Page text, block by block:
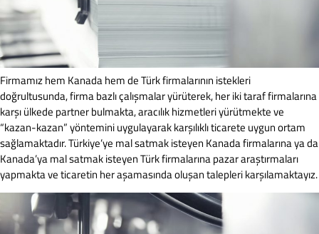
Firmamız hem Kanada hem de Türk firmalarının istekleri
doğrultusunda, firma bazlı çalışmalar yürüterek, her iki taraf firmalarına
karşı ülkede partner bulmakta, aracılık hizmetleri yürütmekte ve
“kazan-kazan” yöntemini uygulayarak karşılıklı ticarete uygun ortam
sağlamaktadır. Türkiye’ye mal satmak isteyen Kanada firmalarına ya da
Kanada’ya mal satmak isteyen Türk firmalarına pazar araştırmaları
yapmakta ve ticaretin her aşamasında oluşan talepleri karşılamaktayız.